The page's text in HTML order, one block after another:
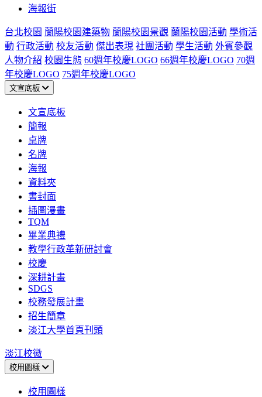
海報街
台北校園 蘭陽校園建築物 蘭陽校園景觀 蘭陽校園活動 學術活
動 行政活動 校友活動 傑出表現 社團活動 學生活動 外賓參觀
人物介紹 校園生態 60週年校慶LOGO 66週年校慶LOGO 70週
年校慶LOGO 75週年校慶LOGO
文宣底板
文宣底板
簡報
桌牌
名牌
海報
資料夾
書封面
插圖漫畫
TQM
畢業典禮
教學行政革新研討會
校慶
深耕計畫
SDGS
校務發展計畫
招生簡章
淡江大學首頁刊頭
淡江校徽
校用圖樣
校用圖樣